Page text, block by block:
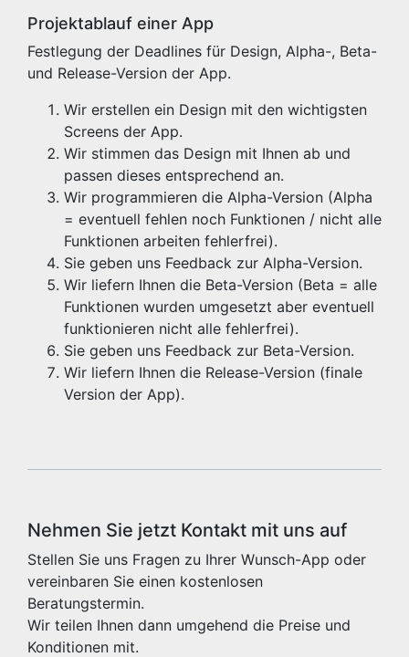
Projektablauf einer App
Festlegung der Deadlines für Design, Alpha-, Beta-
und Release-Version der App.
Wir erstellen ein Design mit den wichtigsten
Screens der App.
Wir stimmen das Design mit Ihnen ab und
passen dieses entsprechend an.
Wir programmieren die Alpha-Version (Alpha
= eventuell fehlen noch Funktionen / nicht alle
Funktionen arbeiten fehlerfrei).
Sie geben uns Feedback zur Alpha-Version.
Wir liefern Ihnen die Beta-Version (Beta = alle
Funktionen wurden umgesetzt aber eventuell
funktionieren nicht alle fehlerfrei).
Sie geben uns Feedback zur Beta-Version.
Wir liefern Ihnen die Release-Version (finale
Version der App).
Nehmen Sie jetzt Kontakt mit uns auf
Stellen Sie uns Fragen zu Ihrer Wunsch-App oder
vereinbaren Sie einen kostenlosen
Beratungstermin.
Wir teilen Ihnen dann umgehend die Preise und
Konditionen mit.